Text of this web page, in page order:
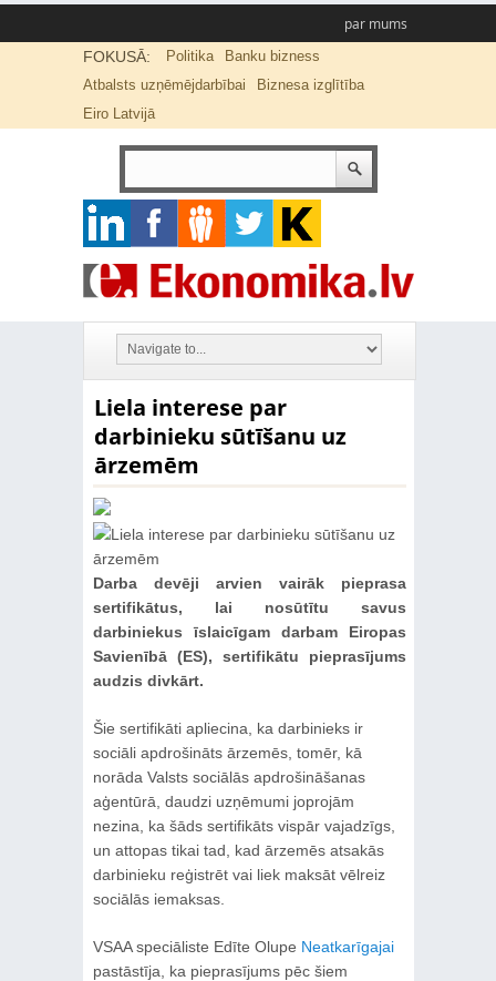
par mums
FOKUSĀ: Politika
Banku bizness
Atbalsts uzņēmējdarbībai
Biznesa izglītība
Eiro Latvijā
Liela interese par
darbinieku sūtīšanu uz
ārzemēm
Darba devēji arvien vairāk pieprasa
sertifikātus, lai nosūtītu savus
darbiniekus īslaicīgam darbam Eiropas
Savienībā (ES), sertifikātu pieprasījums
audzis divkārt.
Šie sertifikāti apliecina, ka darbinieks ir
sociāli apdrošināts ārzemēs, tomēr, kā
norāda Valsts sociālās apdrošināšanas
aģentūrā, daudzi uzņēmumi joprojām
nezina, ka šāds sertifikāts vispār vajadzīgs,
un attopas tikai tad, kad ārzemēs atsakās
darbinieku reģistrēt vai liek maksāt vēlreiz
sociālās iemaksas.
VSAA speciāliste Edīte Olupe Neatkarīgajai
pastāstīja, ka pieprasījums pēc šiem